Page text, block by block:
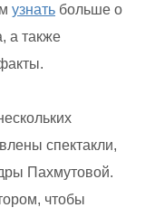
узнать больше о
а также
спектакли,
Пахмутовой.
чтобы